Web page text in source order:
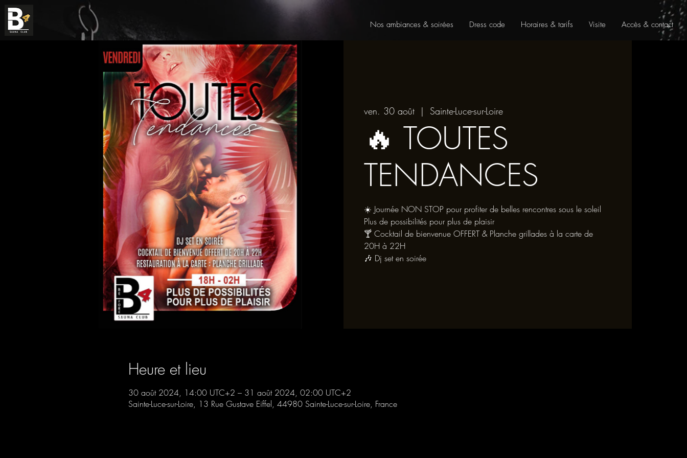
Nos ambiances & soirées Dress code Horaires & tarifs Visite Accès & contact
ven. 30 août
  |
Sainte-Luce-sur-Loire
🔥 TOUTES
TENDANCES
☀️ Journée NON STOP pour profiter de belles rencontres sous le soleil
Plus de possibilités pour plus de plaisir
🍸 Cocktail de bienvenue OFFERT & Planche grillades à la carte de
20H à 22H
🎶 Dj set en soirée
Heure et lieu
30 août 2024, 14:00 UTC+2 – 31 août 2024, 02:00 UTC+2
Sainte-Luce-sur-Loire, 13 Rue Gustave Eiffel, 44980 Sainte-Luce-sur-Loire, France